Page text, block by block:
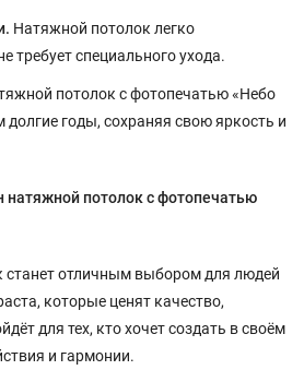
Натяжной потолок легко
требует специального ухода.
потолок с фотопечатью «Небо
годы, сохраняя свою яркость и
натяжной потолок с фотопечатью
станет отличным выбором для людей
которые ценят качество,
для тех, кто хочет создать в своём
и гармонии.